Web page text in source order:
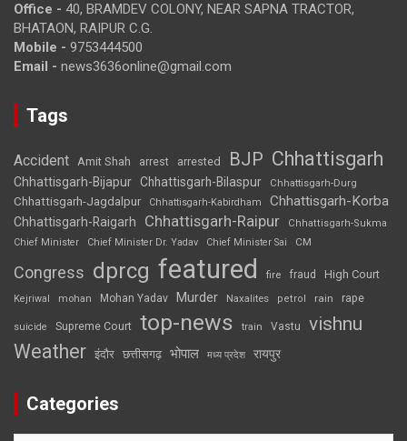
Office - 40, BRAMDEV COLONY, NEAR SAPNA TRACTOR,
BHATAON, RAIPUR C.G.
Mobile - 9753444500
Email - news3636online@gmail.com
Tags
Accident Amit Shah arrest arrested BJP Chhattisgarh
Chhattisgarh-Bijapur Chhattisgarh-Bilaspur Chhattisgarh-Durg
Chhattisgarh-Jagdalpur Chhattisgarh-Kabirdham Chhattisgarh-Korba
Chhattisgarh-Raigarh Chhattisgarh-Raipur
Chhattisgarh-Sukma
Chief Minister
Chief Minister Dr. Yadav Chief Minister Sai CM
Congress dprcg featured fire fraud High Court
Kejriwal mohan Mohan Yadav Murder Naxalites petrol rain rape
suicide Supreme Court top-news train Vastu vishnu
Weather इंदौर छत्तीसगढ़ भोपाल मध्य प्रदेश रायपुर
Categories